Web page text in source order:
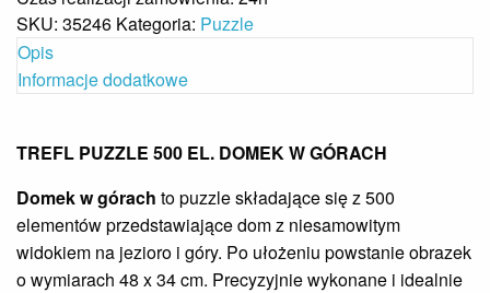
SKU: 35246 Kategoria: Puzzle
Opis
Informacje dodatkowe
TREFL PUZZLE 500 EL. DOMEK W GÓRACH
Domek w górach to puzzle składające się z 500
elementów przedstawiające dom z niesamowitym
widokiem na jezioro i góry. Po ułożeniu powstanie obrazek
o wymiarach 48 x 34 cm. Precyzyjnie wykonane i idealnie